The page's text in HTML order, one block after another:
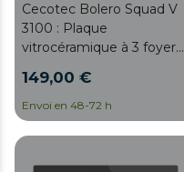
Cecotec Bolero Squad V
3100 : Plaque
vitrocéramique à 3 foyers,
W, contrôle tactile, 9
niveaux, triple anneau,
minuterie individuelle,
chaleur résiduelle et
149,00 €
Envoi en 48-72 h